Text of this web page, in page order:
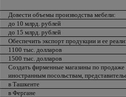
Довести объемы производства мебели:
до 10 млрд. рублей
до 15 млрд. рублей
Обеспечить экспорт продукции и ее
1100 тыс. долларов
1500 тыс. долларов
Создать фирменные магазины по
иностранным посольствам,
в Ташкенте
в Фергане